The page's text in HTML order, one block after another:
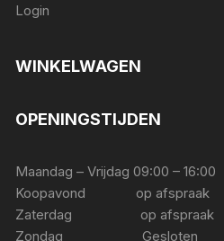
Login
WINKELWAGEN
OPENINGSTIJDEN
Maandag – Vrijdag 09:00 – 16:00
Koopavond op afspraak
Zaterdag op afspraak
Zondag Gesloten